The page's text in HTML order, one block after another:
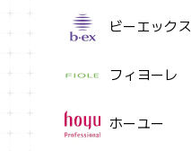
ビーエックス
フィヨーレ
ホーユー